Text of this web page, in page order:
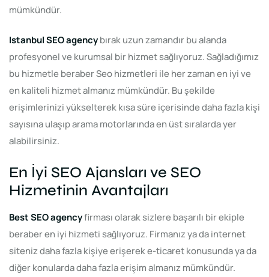
mümkündür.
Istanbul SEO agencybırak uzun zamandır bu alanda
profesyonel ve kurumsal bir hizmet sağlıyoruz. Sağladığımız
bu hizmetle beraber Seo hizmetleri ile her zaman en iyi ve
en kaliteli hizmet almanız mümkündür. Bu şekilde
erişimlerinizi yükselterek kısa süre içerisinde daha fazla kişi
sayısına ulaşıp arama motorlarında en üst sıralarda yer
alabilirsiniz.
En İyi SEO Ajansları ve SEO
Hizmetinin Avantajları
Best SEO agencyfirması olarak sizlere başarılı bir ekiple
beraber en iyi hizmeti sağlıyoruz. Firmanız ya da internet
siteniz daha fazla kişiye erişerek e-ticaret konusunda ya da
diğer konularda daha fazla erişim almanız mümkündür.